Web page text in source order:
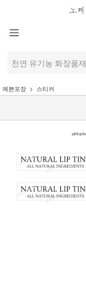
예쁜포장 스티커